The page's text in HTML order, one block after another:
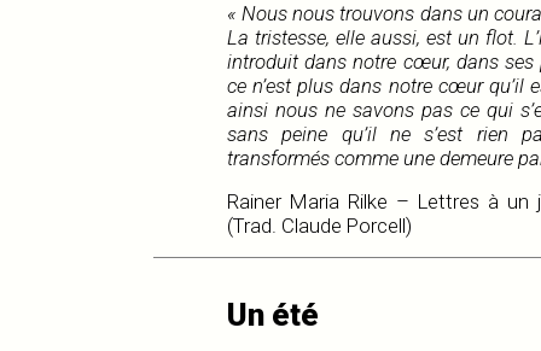
« Nous nous trouvons dans un
La tristesse, elle aussi, est un flot.
introduit dans notre cœur, dans
ce n’est plus dans notre cœur qu’il
ainsi nous ne savons pas ce qui
sans peine qu’il ne s’est rien
transformés comme une demeure
Rainer Maria Rilke – Lettres à
(Trad. Claude Porcell)
Un été